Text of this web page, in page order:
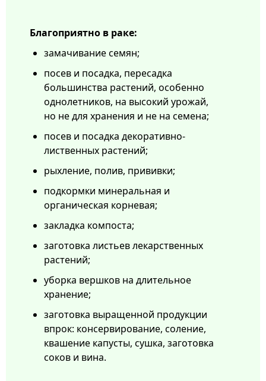
Благоприятно в раке:
замачивание семян;
посев и посадка, пересадка
большинства растений, особенно
однолетников, на высокий урожай,
но не для хранения и не на семена;
посев и посадка декоративно-
лиственных растений;
рыхление, полив, прививки;
подкормки минеральная и
органическая корневая;
закладка компоста;
заготовка листьев лекарственных
растений;
уборка вершков на длительное
хранение;
заготовка выращенной продукции
впрок: консервирование, соление,
квашение капусты, сушка, заготовка
соков и вина.